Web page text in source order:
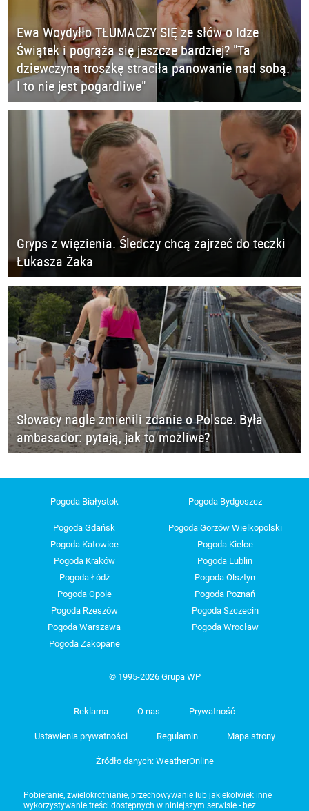
Ewa Woydyłło TŁUMACZY SIĘ ze słów o Idze
Świątek i pogrąża się jeszcze bardziej? "Ta
dziewczyna troszkę straciła panowanie nad sobą.
I to nie jest pogardliwe"
Gryps z więzienia. Śledczy chcą zajrzeć do teczki
Łukasza Żaka
Słowacy nagle zmienili zdanie o Polsce. Była
ambasador: pytają, jak to możliwe?
Pogoda Białystok Pogoda Bydgoszcz
Pogoda Gdańsk
Pogoda Gorzów Wielkopolski
Pogoda Katowice
Pogoda Kielce
Pogoda Kraków
Pogoda Lublin
Pogoda Łódź
Pogoda Olsztyn
Pogoda Opole
Pogoda Poznań
Pogoda Rzeszów
Pogoda Szczecin
Pogoda Warszawa
Pogoda Wrocław
Pogoda Zakopane
© 1995-2026 Grupa WP
Reklama O nas Prywatność
Ustawienia prywatności Regulamin Mapa strony
Źródło danych: WeatherOnline
Pobieranie, zwielokrotnianie, przechowywanie lub jakiekolwiek inne
wykorzystywanie treści dostępnych w niniejszym serwisie - bez